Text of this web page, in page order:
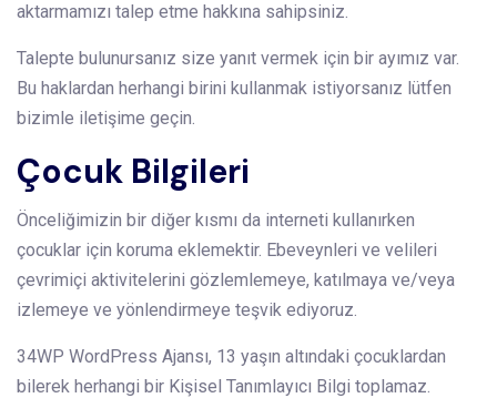
aktarmamızı talep etme hakkına sahipsiniz.
Talepte bulunursanız size yanıt vermek için bir ayımız var.
Bu haklardan herhangi birini kullanmak istiyorsanız lütfen
bizimle iletişime geçin.
Çocuk Bilgileri
Önceliğimizin bir diğer kısmı da interneti kullanırken
çocuklar için koruma eklemektir. Ebeveynleri ve velileri
çevrimiçi aktivitelerini gözlemlemeye, katılmaya ve/veya
izlemeye ve yönlendirmeye teşvik ediyoruz.
34WP WordPress Ajansı, 13 yaşın altındaki çocuklardan
bilerek herhangi bir Kişisel Tanımlayıcı Bilgi toplamaz.